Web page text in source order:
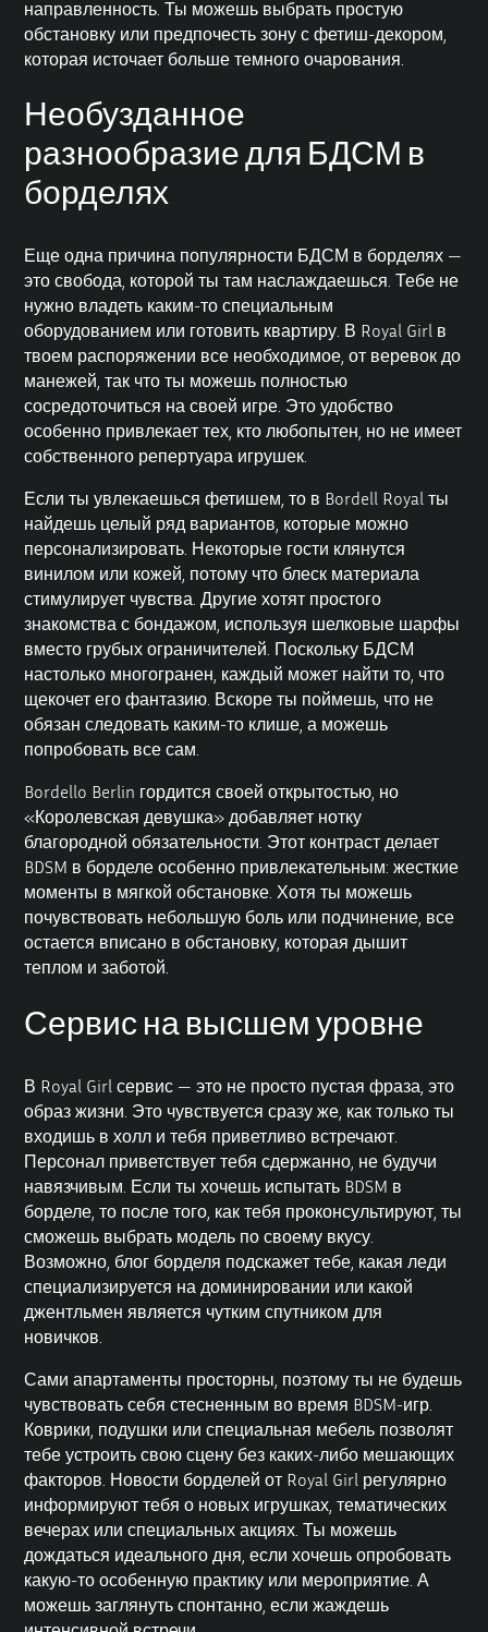
направленность. Ты можешь выбрать простую
обстановку или предпочесть зону с фетиш-декором,
которая источает больше темного очарования.
Необузданное
разнообразие для БДСМ в
борделях
Еще одна причина популярности БДСМ в борделях —
это свобода, которой ты там наслаждаешься. Тебе не
нужно владеть каким-то специальным
оборудованием или готовить квартиру. В Royal Girl в
твоем распоряжении все необходимое, от веревок до
манежей, так что ты можешь полностью
сосредоточиться на своей игре. Это удобство
особенно привлекает тех, кто любопытен, но не имеет
собственного репертуара игрушек.
Если ты увлекаешься фетишем, то в Bordell Royal ты
найдешь целый ряд вариантов, которые можно
персонализировать. Некоторые гости клянутся
винилом или кожей, потому что блеск материала
стимулирует чувства. Другие хотят простого
знакомства с бондажом, используя шелковые шарфы
вместо грубых ограничителей. Поскольку БДСМ
настолько многогранен, каждый может найти то, что
щекочет его фантазию. Вскоре ты поймешь, что не
обязан следовать каким-то клише, а можешь
попробовать все сам.
Bordello Berlin гордится своей открытостью, но
«Королевская девушка» добавляет нотку
благородной обязательности. Этот контраст делает
BDSM в борделе особенно привлекательным: жесткие
моменты в мягкой обстановке. Хотя ты можешь
почувствовать небольшую боль или подчинение, все
остается вписано в обстановку, которая дышит
теплом и заботой.
Сервис на высшем уровне
В Royal Girl сервис — это не просто пустая фраза, это
образ жизни. Это чувствуется сразу же, как только ты
входишь в холл и тебя приветливо встречают.
Персонал приветствует тебя сдержанно, не будучи
навязчивым. Если ты хочешь испытать BDSM в
борделе, то после того, как тебя проконсультируют, ты
сможешь выбрать модель по своему вкусу.
Возможно, блог борделя подскажет тебе, какая леди
специализируется на доминировании или какой
джентльмен является чутким спутником для
новичков.
Сами апартаменты просторны, поэтому ты не будешь
чувствовать себя стесненным во время BDSM-игр.
Коврики, подушки или специальная мебель позволят
тебе устроить свою сцену без каких-либо мешающих
факторов. Новости борделей от Royal Girl регулярно
информируют тебя о новых игрушках, тематических
вечерах или специальных акциях. Ты можешь
дождаться идеального дня, если хочешь опробовать
какую-то особенную практику или мероприятие. А
можешь заглянуть спонтанно, если жаждешь